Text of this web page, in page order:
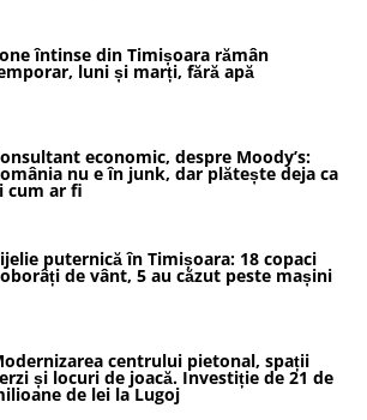
întinse din Timișoara rămân
luni și marți, fără apă
economic, despre Moody’s:
nu e în junk, dar plătește deja ca
cum ar fi
puternică în Timișoara: 18 copaci
de vânt, 5 au căzut peste mașini
centrului pietonal, spații
și locuri de joacă. Investiție de 21 de
de lei la Lugoj